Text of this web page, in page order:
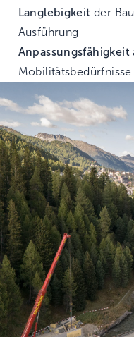
Langlebigkeit der
Ausführung
Anpassungsfähigkeit
Mobilitätsbedürfnisse